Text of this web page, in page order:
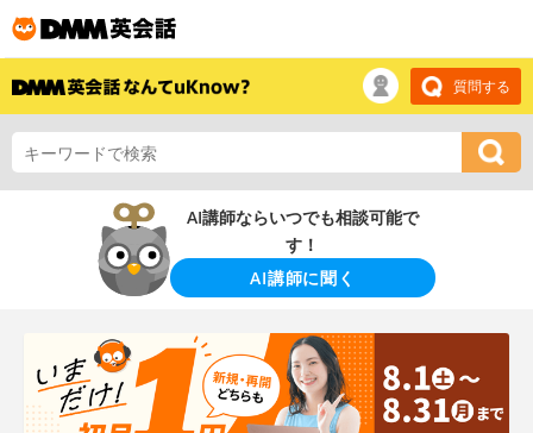
質問する
AI講師ならいつでも相談可能で
す！
AI講師に聞く